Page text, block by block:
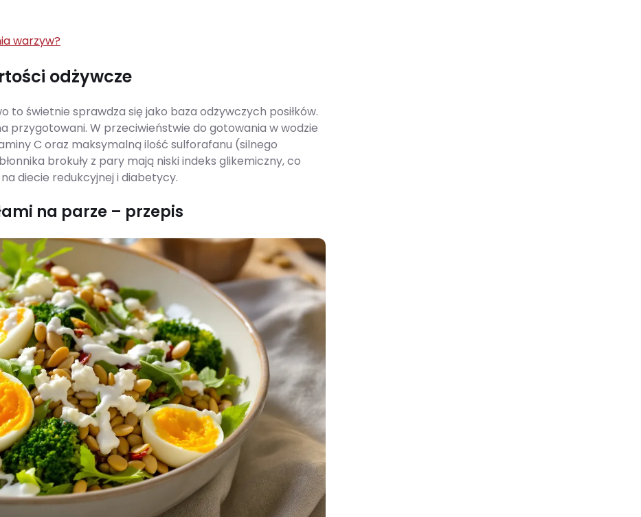
warzyw?
odżywcze
to świetnie sprawdza się jako baza odżywczych posiłków.
przygotowani. W przeciwieństwie do gotowania w wodzie
C oraz maksymalną ilość sulforafanu (silnego
brokuły z pary mają niski indeks glikemiczny, co
diecie redukcyjnej i diabetycy.
na parze – przepis